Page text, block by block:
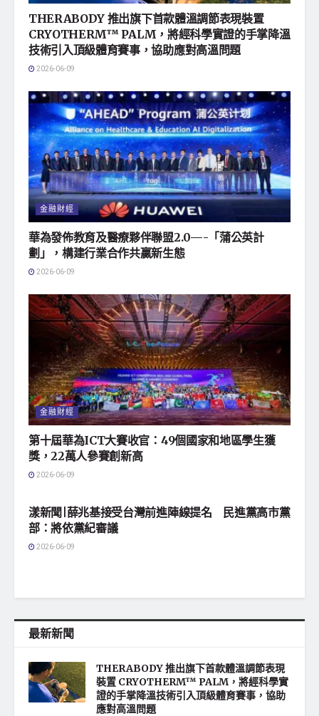
THERABODY 推出旗下首款體溫調節表現裝置
CRYOTHERM™ PALM，將經科學實證的手掌降溫
技術引入頂級體育賽事，協助應對高溫問題
2026-06-09
金融財經
華為發佈教育及醫療夥伴聯盟2.0—-「蒲公英計
劃」，構建行業合作共贏新生態
2026-06-09
金融財經
第十屆華為ICT大賽收官：49個國家和地區學生獲
獎，22萬人參賽創新高
2026-06-09
漾新聞|薛兆基接受台灣前進陣線提名 民進黨高市黨
部：將依黨紀審議
2026-06-09
最新新聞
THERABODY 推出旗下首款體溫調節表現
裝置 CRYOTHERM™ PALM，將經科學實
證的手掌降溫技術引入頂級體育賽事，協助
應對高溫問題